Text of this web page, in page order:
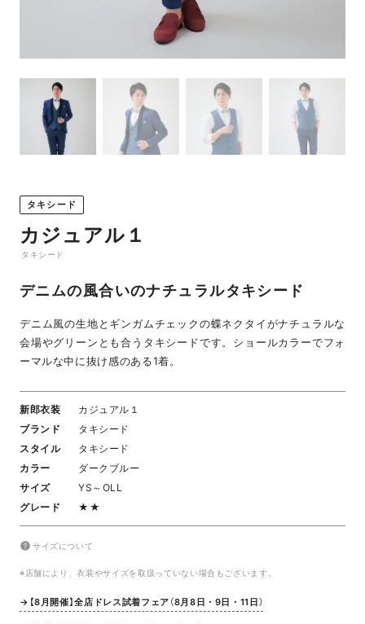
タキシード
カジュアル１
タキシード
デニムの風合いのナチュラルタキシード
デニム風の生地とギンガムチェックの蝶ネクタイがナチュラルな
会場やグリーンとも合うタキシードです。ショールカラーでフォ
ーマルな中に抜け感のある1着。
新郎衣装
カジュアル１
ブランド
タキシード
スタイル
タキシード
カラー
ダークブルー
サイズ
YS～OLL
グレード
★★
サイズについて
※店舗により、衣装やサイズを取扱っていない場合もございます。
→【8月開催】全店ドレス試着フェア（8月8日・9日・11日）